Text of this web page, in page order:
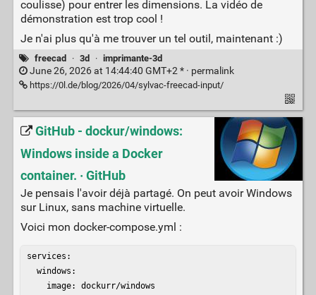
coulisse) pour entrer les dimensions. La vidéo de
démonstration est trop cool !
Je n'ai plus qu'à me trouver un tel outil, maintenant :)
freecad · 3d · imprimante-3d
June 26, 2026 at 14:44:40 GMT+2 * · permalink
https://0l.de/blog/2026/04/sylvac-freecad-input/
GitHub - dockur/windows:
Windows inside a Docker
container. · GitHub
Je pensais l'avoir déjà partagé. On peut avoir Windows
sur Linux, sans machine virtuelle.
Voici mon docker-compose.yml :
services:
  windows:
    image: dockurr/windows